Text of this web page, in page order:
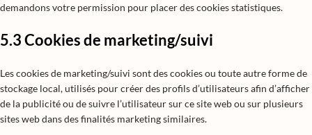
demandons votre permission pour placer des cookies statistiques.
5.3 Cookies de marketing/suivi
Les cookies de marketing/suivi sont des cookies ou toute autre forme de
stockage local, utilisés pour créer des profils d’utilisateurs afin d’afficher
de la publicité ou de suivre l’utilisateur sur ce site web ou sur plusieurs
sites web dans des finalités marketing similaires.